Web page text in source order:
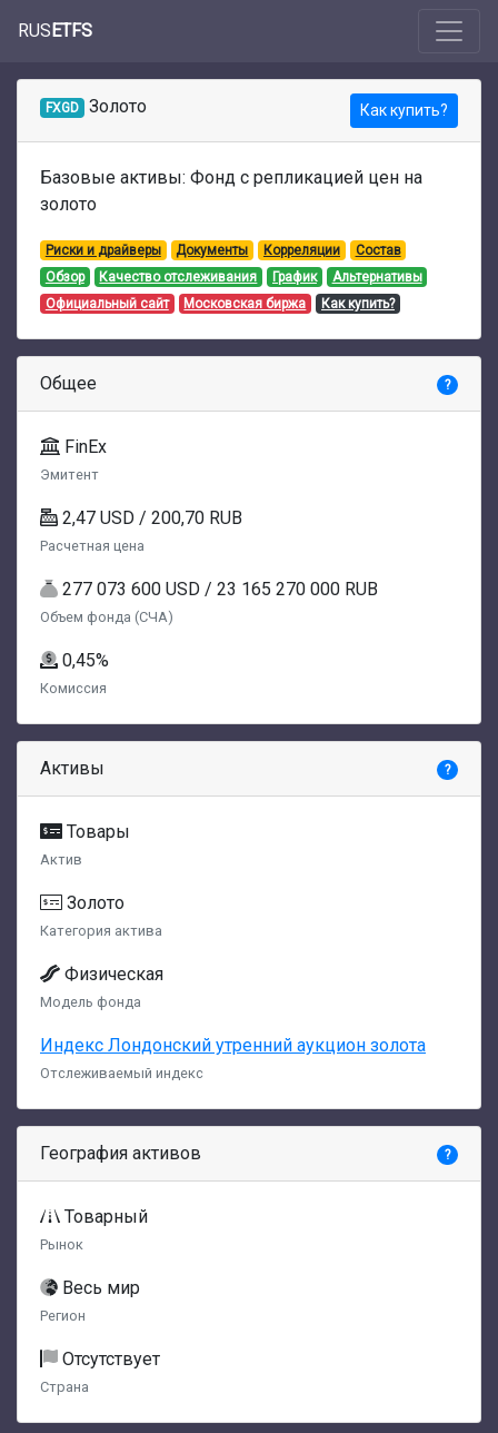
RUSETFS
FXGD Золото Как купить?
Базовые активы: Фонд с репликацией цен на
золото
Риски и драйверы Документы Корреляции
Состав
Обзор
Качество отслеживания График
Альтернативы
Официальный сайт
Московская биржа Как купить?
Общее ?
FinEx
Эмитент
2,47 USD / 200,70 RUB
Расчетная цена
277 073 600 USD / 23 165 270 000 RUB
Объем фонда (СЧА)
0,45%
Комиссия
Активы ?
Товары
Актив
Золото
Категория актива
Физическая
Модель фонда
Индекс Лондонский утренний аукцион золота
Отслеживаемый индекс
География активов ?
Товарный
Рынок
Весь мир
Регион
Отсутствует
Страна